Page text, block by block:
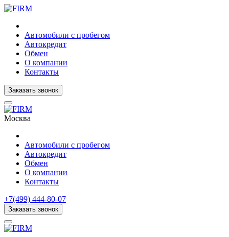
Автомобили с пробегом
Автокредит
Обмен
О компании
Контакты
Заказать звонок
Москва
Автомобили с пробегом
Автокредит
Обмен
О компании
Контакты
+7(499) 444-80-07
Заказать звонок